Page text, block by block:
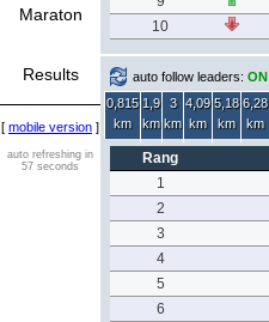
Maraton
Results
[ mobile version ]
auto refreshing in
57 seconds
10
auto follow leaders: ON
0,815
km
1,9
km
3
km
4,09
km
5,18
km
6,28
km
Rang
1
2
3
4
5
6